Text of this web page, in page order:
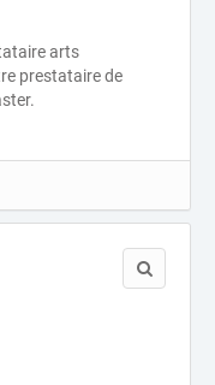
arts
prestataire de